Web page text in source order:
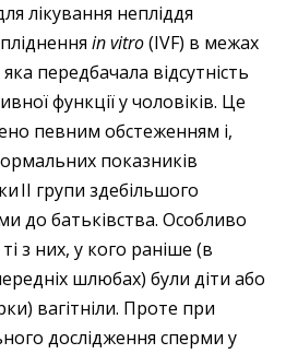
лікування непліддя
in vitro(IVF) в межах
передбачала відсутність
функції у чоловіків. Це
певним обстеженням і,
показників
ІІ групи здебільшого
до батьківства. Особливо
з них, у кого раніше (в
шлюбах) були діти або
вагітніли. Проте при
дослідження сперми у